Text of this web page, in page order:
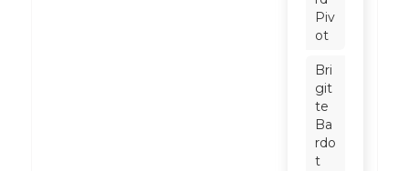
Piv
ot
Bri
git
te
Ba
rdo
t